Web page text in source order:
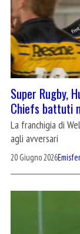
Super Rugby,
Chiefs battuti
La franchigia di
agli avversari
20 Giugno 2026